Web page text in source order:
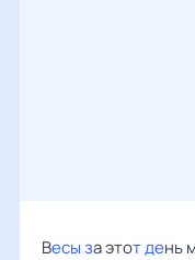
Весы за этот день